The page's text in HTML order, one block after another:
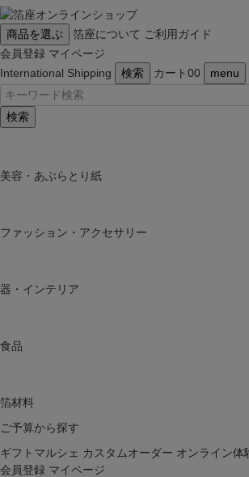
商品を選ぶ 箔座について ご利用ガイド
会員登録 マイページ
International Shipping
検索 カート00 menu
検索
美容・あぶらとり紙
ファッション・アクセサリー
器・インテリア
食品
箔材料
ご予算から探す
ギフトマルシェ カスタムオーダー オンライン体
会員登録 マイページ